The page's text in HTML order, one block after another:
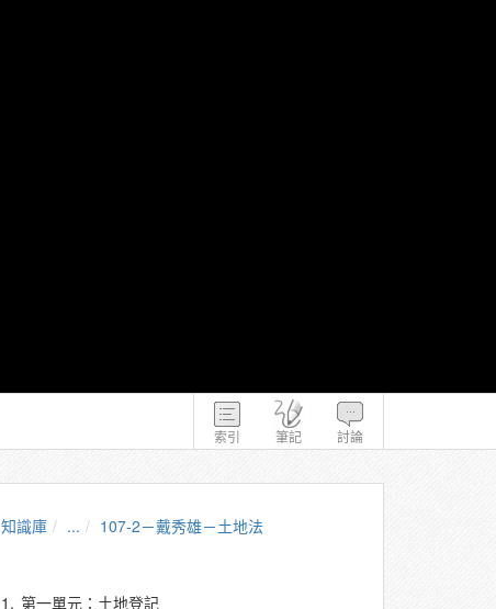
索引 筆記 討論
知識庫 ... 107-2－戴秀雄－土地法
1. 第一單元：土地登記